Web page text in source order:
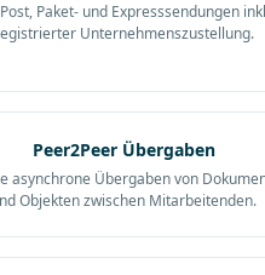
Paket- und Expresssendungen
Unternehmenszustellung.
Peer2Peer Übergaben
asynchrone Übergaben von
Objekten zwischen Mitarbeitenden.